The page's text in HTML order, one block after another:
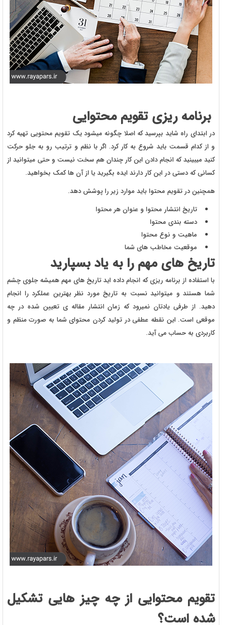
برنامه ریزی تقویم محتوایی
در ابتدای راه شاید بپرسید که اصلا چگونه میشود یک تقویم محتویی تهیه کرد
و از کدام قسمت باید شروع به کار کرد. اگر با نظم و ترتیب رو به جلو حرکت
کنید میبینید که انجام دادن این کار چندان هم سخت نیست و حتی میتوانید از
کسانی که دستی در این کار دارند ایده بگیرید یا از آن ها کمک بخواهید.
همچنین در تقویم محتوا باید موارد زیر را پوشش دهد.
تاریخ انتشار محتوا و عنوان هر محتوا
دسته بندی محتوا
ماهیت و نوع محتوا
موقعیت مخاطب های شما
تاریخ های مهم را به یاد بسپارید
با استفاده از برنامه ریزی که انجام داده اید تاریخ های مهم همیشه جلوی چشم
شما هستند و میتوانید نسبت به تاریخ مورد نظر بهترین عملکرد را انجام
دهید. از طرفی یادتان نمیرود که زمان انتشار مقاله ی تعیین شده در چه
موقعی است. این نقطه عطفی در تولید کردن محتوای شما به صورت منظم و
کاربردی به حساب می آید.
تقویم محتوایی از چه چیز هایی تشکیل
شده است؟